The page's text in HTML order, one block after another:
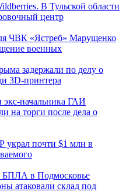
В Тульской области
центр
ЧВК «Ястреб» Марущенко
военных
задержали по делу о
3D‑принтера
экс-начальника ГАИ
на торги после дела о
украл почти $1 млн в
БПЛА в Подмосковье
атаковали склад под